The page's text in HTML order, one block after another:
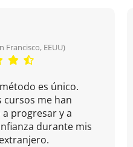
Francisco, EEUU)
es único.
cursos me han
progresar y a
durante mis